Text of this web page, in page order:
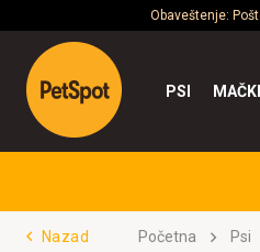
Obaveštenje:
PSI
Nazad Početna Psi